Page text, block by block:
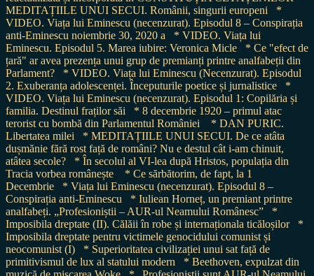
MEDITAȚIILE UNUI SECUI. Românii, singurii europeni
*
VIDEO. Viața lui Eminescu (necenzurat). Episodul 8 – Conspirația
anti-Eminescu noiembrie 30, 2020 a
* VIDEO. Viața lui
Eminescu. Episodul 5. Marea iubire: Veronica Micle
* Ce "efect de
țară" ar avea prezența unui grup de premianți printre analfabeții din
Parlament?
* VIDEO. Viața lui Eminescu (Necenzurat). Episodul
2. Exuberanța adolescenței. Începuturile poetice și jurnalistice
*
VIDEO. Viața lui Eminescu (necenzurat). Episodul 1: Copilăria și
familia. Destinul fraților săi
* 8 decembrie 1920 – primul atac
terorist cu bombă din Parlamentul României
* DAN PURIC.
Libertatea milei
* MEDITAȚIILE UNUI SECUI. De ce atâta
dușmănie fără rost față de români? Nu e destul cât i-am chinuit,
atâtea secole?
* În secolul al VI-lea după Hristos, populația din
Tracia vorbea românește
* Ce sărbătorim, de fapt, la 1
Decembrie
* Viața lui Eminescu (necenzurat). Episodul 8 –
Conspirația anti-Eminescu
* Iuliean Horneț, un premiant printre
analfabeți. „Profesioniștii – AUR-ul Neamului Românesc”
*
Imposibila dreptate (II). Călăii în robe și internaționala ticăloșilor
*
Imposibila dreptate pentru victimele genocidului comunist și
neocomunist (I)
* Superioritatea civilizației unui sat față de
primitivismul de lux al statului modern
* Beethoven, expulzat din